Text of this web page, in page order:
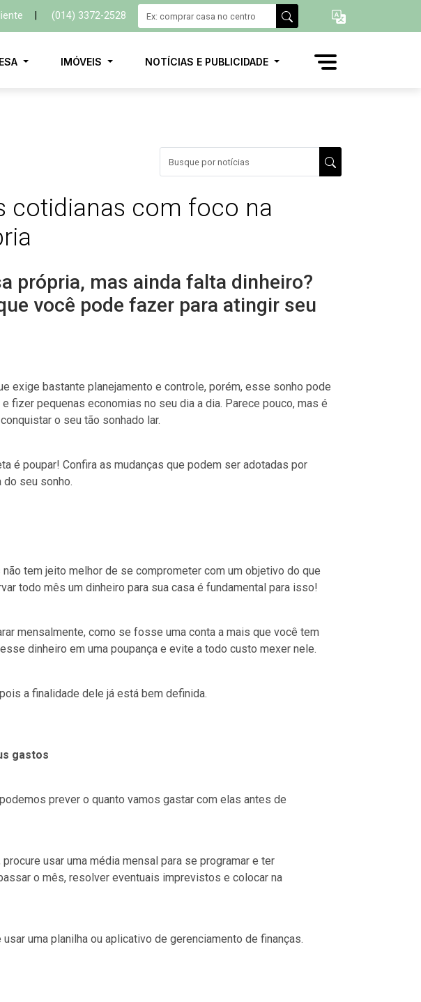
(014) 3372-2528
IMÓVEIS NOTÍCIAS E PUBLICIDADE
cotidianas com foco na
própria, mas ainda falta dinheiro?
você pode fazer para atingir seu
exige bastante planejamento e controle, porém, esse sonho pode
fizer pequenas economias no seu dia a dia. Parece pouco, mas é
o seu tão sonhado lar.
é poupar! Confira as mudanças que podem ser adotadas por
do seu sonho.
tem jeito melhor de se comprometer com um objetivo do que
todo mês um dinheiro para sua casa é fundamental para isso!
mensalmente, como se fosse uma conta a mais que você tem
dinheiro em uma poupança e evite a todo custo mexer nele.
a finalidade dele já está bem definida.
gastos
prever o quanto vamos gastar com elas antes de
usar uma média mensal para se programar e ter
o mês, resolver eventuais imprevistos e colocar na
uma planilha ou aplicativo de gerenciamento de finanças.